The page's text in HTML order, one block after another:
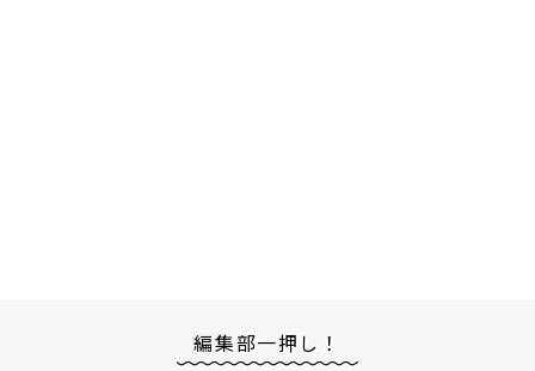
編集部一押し！